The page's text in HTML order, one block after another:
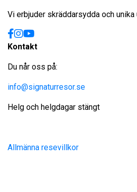
Vi erbjuder skräddarsydda och unika
Kontakt
Du når oss på:
info@signaturresor.se
Helg och helgdagar stängt
Allmänna resevillkor